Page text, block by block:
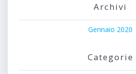
Archivi
Gennaio 2020
Categorie